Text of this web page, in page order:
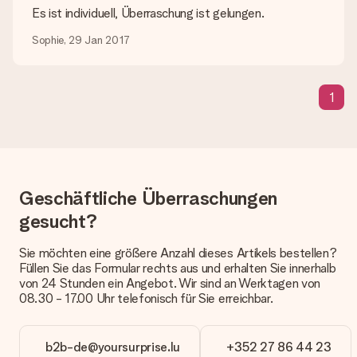
Lieferzeit, Lieferoptionen und Versandkosten
eine fristgerechte Lieferung durch unsere Lieferdienste
erfolgt.
Welche Lieferoptionen stehen zur Verfügung?
Derzeit können wir (noch) keine verschiedenen Lieferoptionen
anbieten. Das Geschenk, das bestellt wird, wird als Paket oder
Päckchen versendet. Möchtest du wissen, ob es als Paket
oder Päckchen geliefert wird, kontaktiere bitte unseren
Kundenservice.
Zahlung
Es ist individuell, Überraschung ist gelungen.
Sophie, 29 Jan 2017
1
Geschäftliche Überraschungen
gesucht?
Sie möchten eine größere Anzahl dieses Artikels bestellen?
Füllen Sie das Formular rechts aus und erhalten Sie innerhalb
von 24 Stunden ein Angebot. Wir sind an Werktagen von
08.30 - 17.00 Uhr telefonisch für Sie erreichbar.
b2b-de@yoursurprise.lu +352 27 86 44 23